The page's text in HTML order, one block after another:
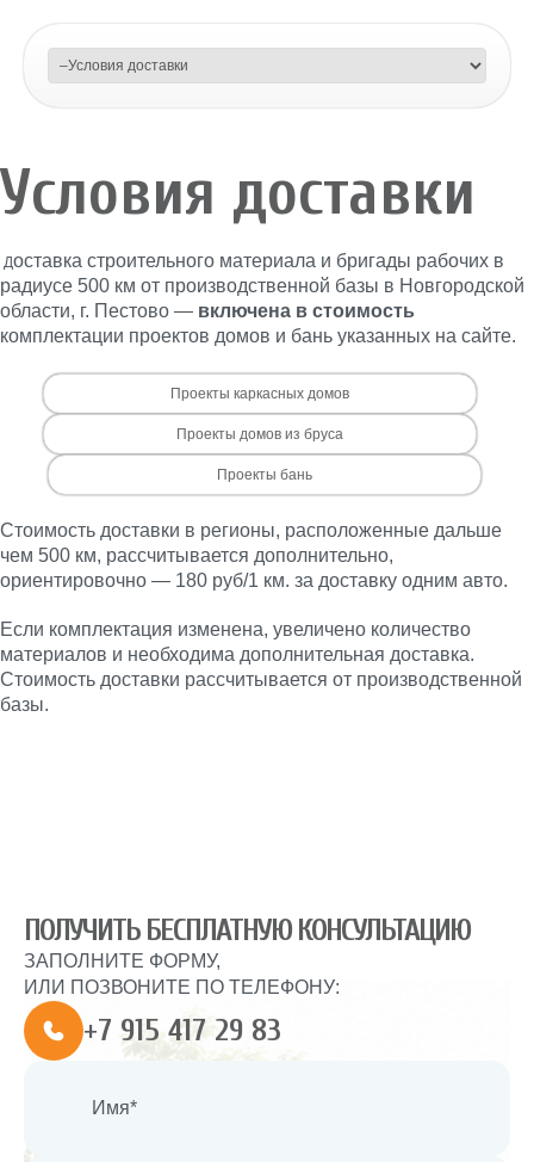
Условия доставки
Доставка строительного материала и бригады рабочих в
радиусе 500 км от производственной базы в Новгородской
области, г. Пестово — включена в стоимость
комплектации проектов домов и бань указанных на сайте.
Проекты каркасных домов
Проекты домов из бруса
Проекты бань
Стоимость доставки в регионы, расположенные дальше
чем 500 км, рассчитывается дополнительно,
ориентировочно — 180 руб/1 км. за доставку одним авто.
Если комплектация изменена, увеличено количество
материалов и необходима дополнительная доставка.
Стоимость доставки рассчитывается от производственной
базы.
ПОЛУЧИТЬ БЕСПЛАТНУЮ КОНСУЛЬТАЦИЮ
ЗАПОЛНИТЕ ФОРМУ,
ИЛИ ПОЗВОНИТЕ ПО ТЕЛЕФОНУ:
+7 915 417 29 83